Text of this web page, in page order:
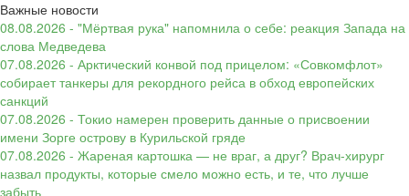
Важные новости
08.08.2026 - "Мёртвая рука" напомнила о себе: реакция Запада на
слова Медведева
07.08.2026 - Арктический конвой под прицелом: «Совкомфлот»
собирает танкеры для рекордного рейса в обход европейских
санкций
07.08.2026 - Токио намерен проверить данные о присвоении
имени Зорге острову в Курильской гряде
07.08.2026 - Жареная картошка — не враг, а друг? Врач-хирург
назвал продукты, которые смело можно есть, и те, что лучше
забыть